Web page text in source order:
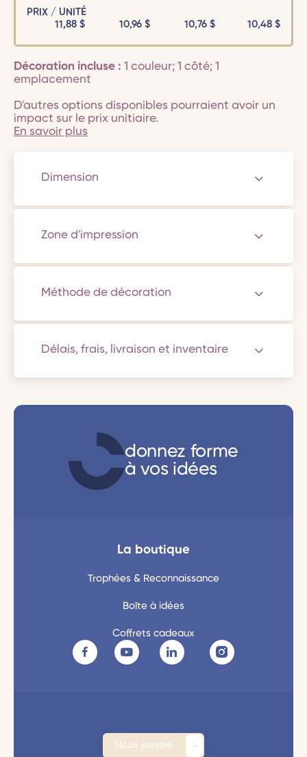
PRIX / UNITÉ
11,88 $ 10,96$ 10,76$ 10,48$
Décoration incluse : 1 couleur; 1 côté; 1
emplacement
D'autres options disponibles pourraient avoir un
impact sur le prix unitiaire.
En savoir plus
Dimension
Zone d'impression
Méthode de décoration
Délais, frais, livraison et inventaire
donnez forme
à vos idées
La boutique
Trophées & Reconnaissance
Boîte à idées
Coffrets cadeaux
Nous joindre